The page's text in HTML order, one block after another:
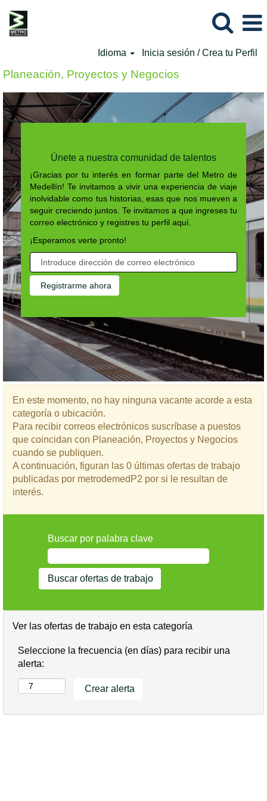
Idioma Inicia sesión / Crea tu Perfil
Planeación, Proyectos y Negocios
Únete a nuestra comunidad de talentos
¡Gracias por tu interés en formar parte del Metro de
Medellín! Te invitamos a vivir una experiencia de viaje
inolvidable como tus historias, esas que nos mueven a
seguir creciendo juntos. Te invitamos a que ingreses tu
correo electrónico y registres tu perfil aquí.
¡Esperamos verte pronto!
En este momento, no hay ninguna vacante acorde a esta
categoría o ubicación.
Para recibir correos electrónicos suscríbase a puestos
que coincidan con Planeación, Proyectos y Negocios
cuando se publiquen.
A continuación, figuran las 0 últimas ofertas de trabajo
publicadas por metrodemedP2 por si le resultan de
interés.
Buscar por palabra clave
Ver las ofertas de trabajo en esta categoría
Seleccione la frecuencia (en días) para recibir una
alerta: